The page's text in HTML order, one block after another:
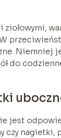
Niemniej
do
jest
nagietki,